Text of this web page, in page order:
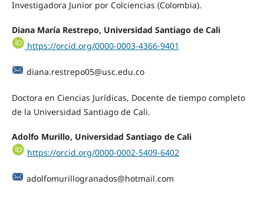
Investigadora Junior por Colciencias (Colombia).
Diana María Restrepo, Universidad Santiago de Cali
https://orcid.org/0000-0003-4366-9401
diana.restrepo05@usc.edu.co
Doctora en Ciencias Jurídicas, Docente de tiempo completo
de la Universidad Santiago de Cali.
Adolfo Murillo, Universidad Santiago de Cali
https://orcid.org/0000-0002-5409-6402
adolfomurillogranados@hotmail.com